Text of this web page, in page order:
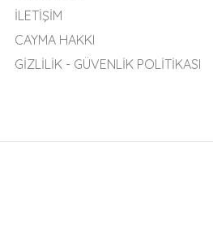
İLETIŞIM
CAYMA HAKKI
GIZLILIK - GÜVENLIK POLITIKASI